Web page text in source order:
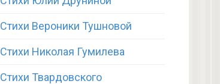
Стихи Вероники Тушновой
Стихи Николая Гумилева
Стихи Твардовского